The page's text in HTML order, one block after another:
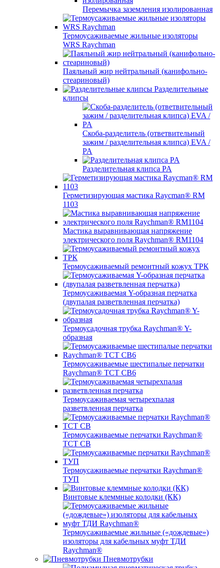
Перемычка заземления изолированная
Термоусаживаемые жильные изоляторы
WRS Raychman
Паяльный жир нейтральный (канифольно-
стеариновый)
Разделительные
клипсы
Скоба-разделитель (ответвительный
зажим / разделительная клипса) EVA /
PA
Разделительная клипса PA
Герметизирующая мастика Raycman® RM
1103
Мастика выравнивающая напряжение
электрического поля Raychman® RM1104
Термоусаживаемый ремонтный кожух ТРК
Термоусаживаемая Y-образная перчатка
(двупалая разветвленная перчатка)
Термоусадочная трубка Raychman® Y-
образная
Термоусаживаемые шестипалые перчатки
Raychman® ТСТ СВ6
Термоусаживаемая четырехпалая
разветвленная перчатка
Термоусаживаемые перчатки Raychman®
TCT CB
Термоусаживаемые перчатки Raychman®
ТУП
Винтовые клеммные колодки (КК)
Термоусаживаемые жильные («дождевые»)
изоляторы для кабельных муфт ТДИ
Raychman®
Пневмотрубки